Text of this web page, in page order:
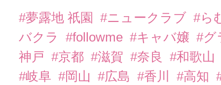
#夢露地 祇園 #ニュークラブ #ら
バクラ
#followme #キャバ嬢 #グ
神戸 #京都 #滋賀 #奈良
#和歌山
#岐阜 #岡山 #広島 #香川 #高知